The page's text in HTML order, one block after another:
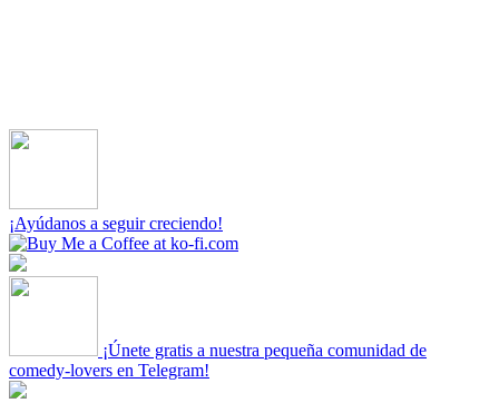
¡Ayúdanos a seguir creciendo!
¡Únete gratis a nuestra pequeña comunidad de
comedy-lovers en Telegram!